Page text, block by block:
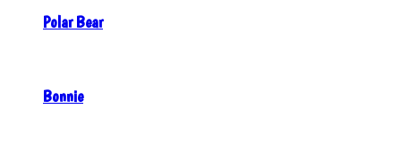
Polar Bear
Bonnie